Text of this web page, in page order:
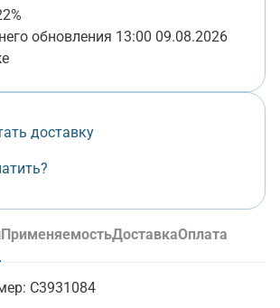
обновления 13:00 09.08.2026
доставку
ПрименяемостьДоставкаОплата
C3931084